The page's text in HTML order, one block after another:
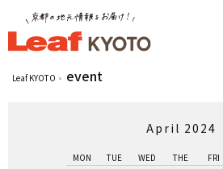
Leaf KYOTO event
April 2024
MON TUE WED THE FRI